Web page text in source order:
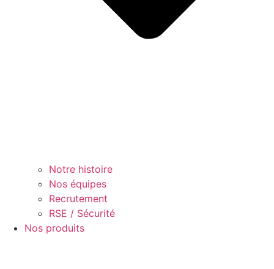
Notre histoire
Nos équipes
Recrutement
RSE / Sécurité
Nos produits